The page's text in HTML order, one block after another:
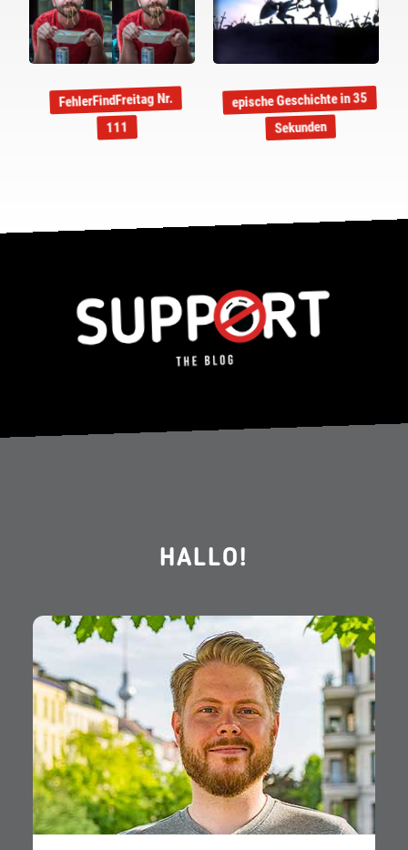
FehlerFindFreitag Nr.
111
epische Geschichte in 35
Sekunden
HALLO!